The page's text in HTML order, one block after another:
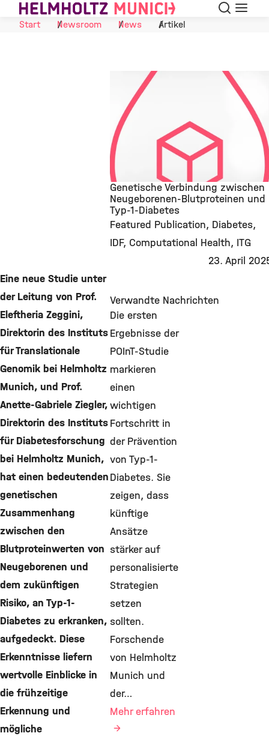
Skip to Content Suche
Start
Newsroom News Artikel
©
Genetische Verbindung zwischen
Neugeborenen-Blutproteinen und
Typ-1-Diabetes
Featured Publication Diabetes
IDF Computational Health ITG
23. April
Eine neue Studie unter
der Leitung von Prof.
Eleftheria Zeggini,
Direktorin des Instituts
für Translationale
Genomik bei Helmholtz
Munich, und Prof.
Anette-Gabriele Ziegler,
Direktorin des Instituts
für Diabetesforschung
bei Helmholtz Munich,
hat einen bedeutenden
genetischen
Zusammenhang
zwischen den
Blutproteinwerten von
Neugeborenen und
dem zukünftigen
Risiko, an Typ-1-
Diabetes zu erkranken,
aufgedeckt. Diese
Erkenntnisse liefern
wertvolle Einblicke in
die frühzeitige
Erkennung und
mögliche
Verwandte Nachrichten
Die ersten
Ergebnisse der
POInT-Studie
markieren
einen
wichtigen
Fortschritt in
der Prävention
von Typ-1-
Diabetes. Sie
zeigen, dass
künftige
Ansätze
stärker auf
personalisierte
Strategien
setzen
sollten.
Forschende
von Helmholtz
Munich und
der…
Mehr erfahren